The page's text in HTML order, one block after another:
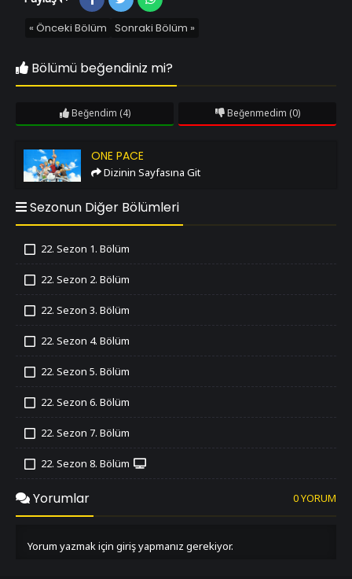
« Önceki Bölüm Sonraki Bölüm »
Bölümü beğendiniz mi?
Beğendim (4) Beğenmedim (0)
One Pace ONE PACE
Dizinin Sayfasına Git
Sezonun Diğer Bölümleri
22. Sezon 1. Bölüm
22. Sezon 2. Bölüm
22. Sezon 3. Bölüm
22. Sezon 4. Bölüm
22. Sezon 5. Bölüm
22. Sezon 6. Bölüm
22. Sezon 7. Bölüm
22. Sezon 8. Bölüm
İzledim
22. Sezon 9. Bölüm
İzledim
22. Sezon 11. Bölüm
Yorumlar 0 YORUM
Yorum yazmak için giriş yapmanız gerekiyor.